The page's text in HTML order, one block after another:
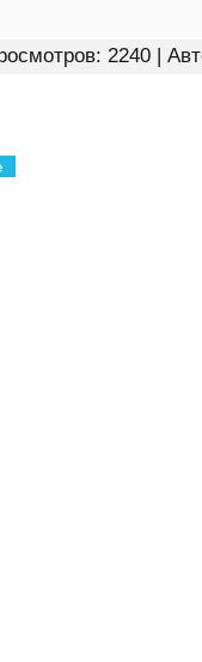
2240 |